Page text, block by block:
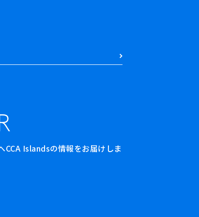
CCA Islandsの情報をお届けしま